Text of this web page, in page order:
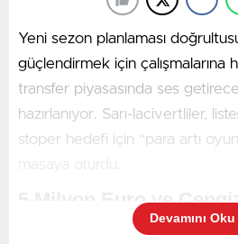
Yeni sezon planlaması
güçlendirmek için çalışmalarına
transfer piyasasında ses
hazırlanıyor. Sarı-lacivertliler,
stoper hedefi için “para artı
5 Milyon Euro ve
Defansın merkezine derinlik ve
Devamını Oku